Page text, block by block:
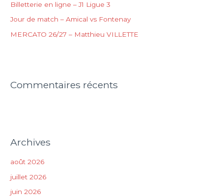
e
r
Billetterie en ligne – J1 Ligue 3
Jour de match – Amical vs Fontenay
MERCATO 26/27 – Matthieu VILLETTE
Commentaires récents
Archives
août 2026
juillet 2026
juin 2026